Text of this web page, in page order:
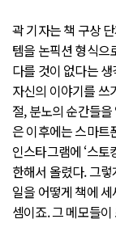
곽 기자는 책 구상
템을 논픽션 형식으
다를 것이 없다는 생
자신의 이야기를 쓰
절, 분노의 순간들
은 이후에는 스마트
인스타그램에 ‘스
한해서 올렸다. 그
일을 어떻게 책에
셈이죠. 그 메모들